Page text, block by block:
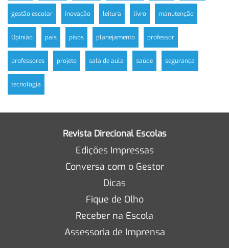
gestão escolar inovação leitura livro manutenção
Opinião pais pisos planejamento professor
professores projeto sala de aula saúde segurança
tecnologia
Revista Direcional Escolas
Edições Impressas
Conversa com o Gestor
Dicas
Fique de Olho
Receber na Escola
Assessoria de Imprensa